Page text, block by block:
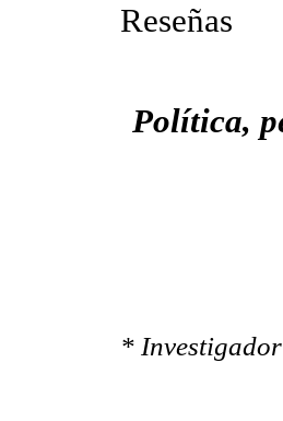
Reseñas
Política,
*